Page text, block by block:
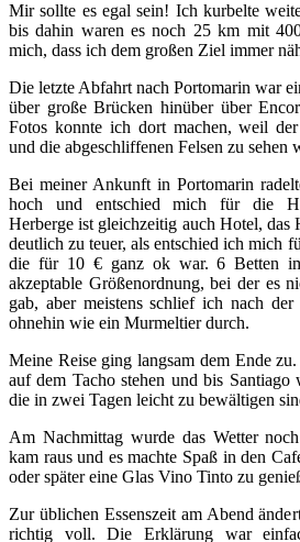
Mir sollte es egal sein! Ich kurbelte
bis dahin waren es noch 25 km mit
mich, dass ich dem großen Ziel immer
Die letzte Abfahrt nach Portomarin war
über große Brücken hinüber über
Fotos konnte ich dort machen, weil der
und die abgeschliffenen Felsen zu sehen
Bei meiner Ankunft in Portomarin
hoch und entschied mich für die
Herberge ist gleichzeitig auch Hotel,
deutlich zu teuer, als entschied ich mich
die für 10 € ganz ok war. 6 Betten
akzeptable Größenordnung, bei der es
gab, aber meistens schlief ich nach
ohnehin wie ein Murmeltier durch.
Meine Reise ging langsam dem Ende
auf dem Tacho stehen und bis
die in zwei Tagen leicht zu bewältigen
Am Nachmittag wurde das Wetter
kam raus und es machte Spaß in den
oder später eine Glas Vino Tinto zu
Zur üblichen Essenszeit am Abend
richtig voll. Die Erklärung war